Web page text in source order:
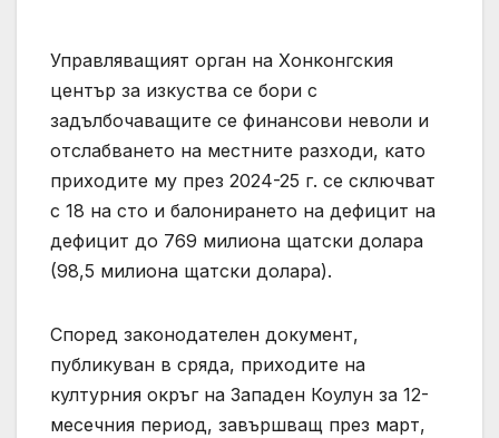
Управляващият орган на Хонконгския
център за изкуства се бори с
задълбочаващите се финансови неволи и
отслабването на местните разходи, като
приходите му през 2024-25 г. се сключват
с 18 на сто и балонирането на дефицит на
дефицит до 769 милиона щатски долара
(98,5 милиона щатски долара).
Според законодателен документ,
публикуван в сряда, приходите на
културния окръг на Западен Коулун за 12-
месечния период, завършващ през март,